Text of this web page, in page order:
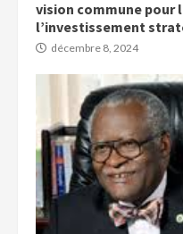
vision commune pour
l’investissement
décembre 8, 2024